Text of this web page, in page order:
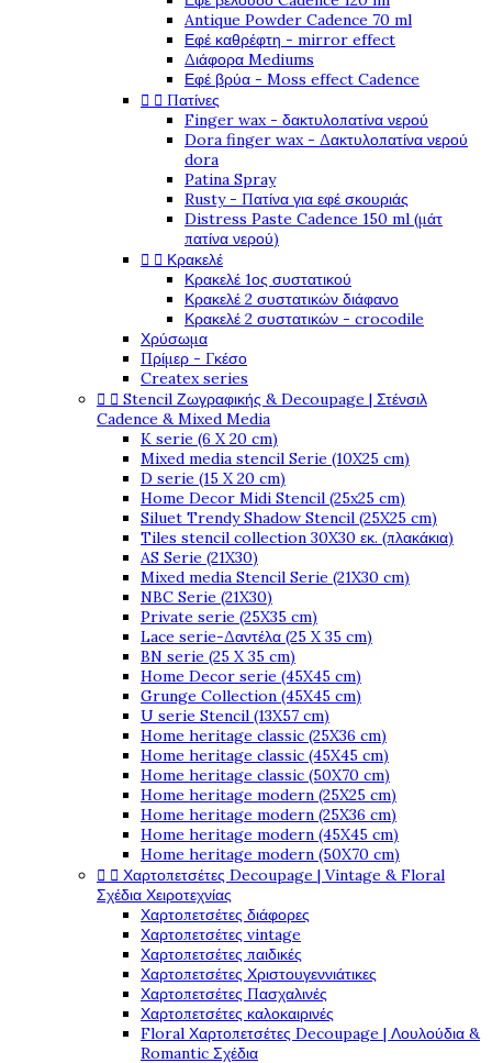
Antique Powder Cadence 70 ml
Εφέ καθρέφτη - mirror effect
Διάφορα Mediums
Εφέ βρύα - Moss effect Cadence
  Πατίνες
Finger wax - δακτυλοπατίνα νερού
Dora finger wax - Δακτυλοπατίνα νερού
dora
Patina Spray
Rusty - Πατίνα για εφέ σκουριάς
Distress Paste Cadence 150 ml (μάτ
πατίνα νερού)
  Κρακελέ
Κρακελέ 1ος συστατικού
Κρακελέ 2 συστατικών διάφανο
Κρακελέ 2 συστατικών - crocodile
Χρύσωμα
Πρίμερ - Γκέσο
Createx series
  Stencil Ζωγραφικής & Decoupage | Στένσιλ
Cadence & Mixed Media
K serie (6 X 20 cm)
Mixed media stencil Serie (10X25 cm)
D serie (15 X 20 cm)
Home Decor Midi Stencil (25x25 cm)
Siluet Trendy Shadow Stencil (25X25 cm)
Tiles stencil collection 30X30 εκ. (πλακάκια)
AS Serie (21X30)
Mixed media Stencil Serie (21X30 cm)
NBC Serie (21X30)
Private serie (25X35 cm)
Lace serie-Δαντέλα (25 X 35 cm)
BN serie (25 X 35 cm)
Home Decor serie (45X45 cm)
Grunge Collection (45X45 cm)
U serie Stencil (13X57 cm)
Home heritage classic (25X36 cm)
Home heritage classic (45X45 cm)
Home heritage classic (50X70 cm)
Home heritage modern (25X25 cm)
Home heritage modern (25X36 cm)
Home heritage modern (45X45 cm)
Home heritage modern (50X70 cm)
  Χαρτοπετσέτες Decoupage | Vintage & Floral
Σχέδια Χειροτεχνίας
Χαρτοπετσέτες διάφορες
Χαρτοπετσέτες vintage
Χαρτοπετσέτες παιδικές
Χαρτοπετσέτες Χριστουγεννιάτικες
Χαρτοπετσέτες Πασχαλινές
Χαρτοπετσέτες καλοκαιρινές
Floral Χαρτοπετσέτες Decoupage | Λουλούδια &
Romantic Σχέδια